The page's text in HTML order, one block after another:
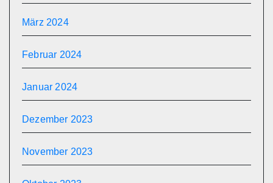
März 2024
Februar 2024
Januar 2024
Dezember 2023
November 2023